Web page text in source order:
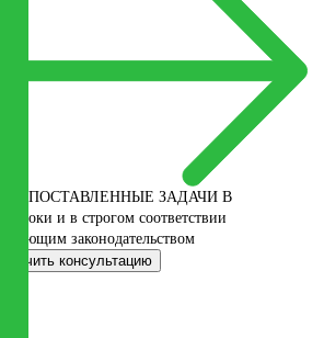
ПОСТАВЛЕННЫЕ ЗАДАЧИ В
сроки и в строгом соответствии
законодательством
Получить консультацию